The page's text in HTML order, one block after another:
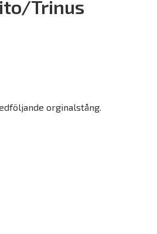
Trinus
orginalstång.